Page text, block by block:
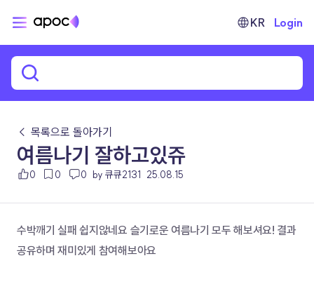
KR Login
← 목록으로 돌아가기
여름나기 잘하고있쥬
0 0 0 by 큐큐2131 25.08.15
수박깨기 실패 쉽지않네요 슬기로운 여름나기 모두 해보셔요! 결과
공유하며 재미있게 참여해보아요